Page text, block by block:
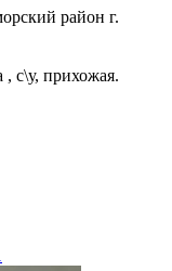
район г.
с\у, прихожая.